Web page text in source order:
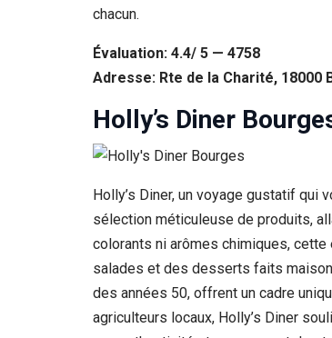
chacun.
Évaluation: 4.4/ 5 — 4758
Adresse: Rte de la Charité, 18000
Holly’s Diner
Holly’s Diner, un voyage gustatif qui
sélection méticuleuse de produits,
colorants ni arômes chimiques,
salades et des desserts faits
des années 50, offrent un cadre
agriculteurs locaux, Holly’s Diner
contenu et des
personnalisés.